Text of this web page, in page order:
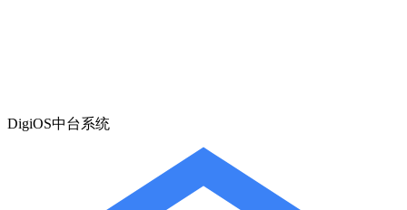
DigiOS中台系统